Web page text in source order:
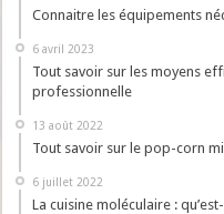
Connaitre les équipements
6 avril 2023
Tout savoir sur les moyens
professionnelle
13 août 2022
Tout savoir sur le pop-corn
6 juillet 2022
La cuisine moléculaire : qu’est-